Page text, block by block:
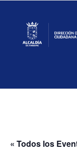
Participación
Ciudadana
« Todos los